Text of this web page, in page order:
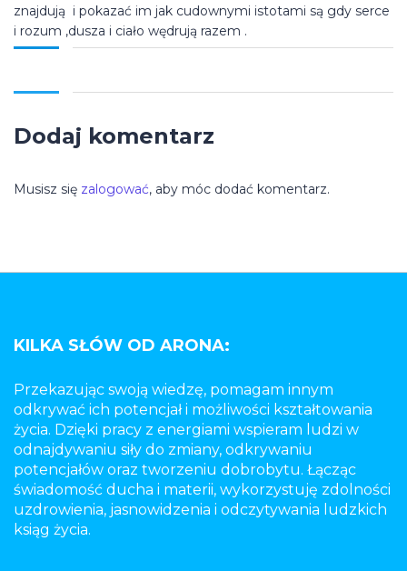
znajdują i pokazać im jak cudownymi istotami są gdy serce
i rozum ,dusza i ciało wędrują razem .
Dodaj komentarz
Musisz się zalogować, aby móc dodać komentarz.
KILKA SŁÓW OD ARONA:
Przekazując swoją wiedzę, pomagam innym
odkrywać ich potencjał i możliwości kształtowania
życia. Dzięki pracy z energiami wspieram ludzi w
odnajdywaniu siły do zmiany, odkrywaniu
potencjałów oraz tworzeniu dobrobytu. Łącząc
świadomość ducha i materii, wykorzystuję zdolności
uzdrowienia, jasnowidzenia i odczytywania ludzkich
ksiąg życia.